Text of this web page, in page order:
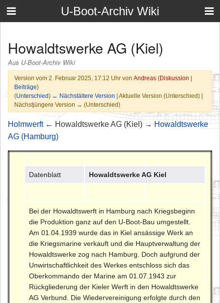
U-Boot-Archiv Wiki
Howaldtswerke AG (Kiel)
Aus U-Boot-Archiv Wiki
Version vom 2. Februar 2025, 17:12 Uhr von Andreas (Diskussion |
Beiträge)
(Unterschied) ← Nächstältere Version | Aktuelle Version (Unterschied) |
Nächstjüngere Version → (Unterschied)
Holmwerft← Howaldtswerke AG (Kiel) →Howaldtswerke
AG (Hamburg)
Datenblatt Howaldtswerke AG Kiel
Bei der Howaldtswerft in Hamburg nach Kriegsbeginn
die Produktion ganz auf den U-Boot-Bau umgestellt.
Am 01.04.1939 wurde das in Kiel ansässige Werk an
die Kriegsmarine verkauft und die Hauptverwaltung der
Howaldtswerke zog nach Hamburg. Doch aufgrund der
Unwirtschaftlichkeit des Werkes entschloss sich das
Oberkommando der Marine am 01.07.1943 zur
Rückgliederung der Kieler Werft in den Howaldtswerke
AG Verbund. Die Wiedervereinigung erfolgte durch den